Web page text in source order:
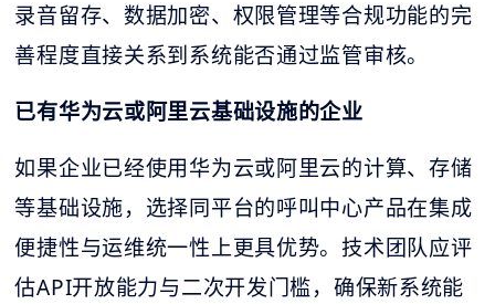
录音留存、数据加密、权限管理等合规功能的完
善程度直接关系到系统能否通过监管审核。
已有华为云或阿里云基础设施的企业
如果企业已经使用华为云或阿里云的计算、存储
等基础设施，选择同平台的呼叫中心产品在集成
便捷性与运维统一性上更具优势。技术团队应评
估API开放能力与二次开发门槛，确保新系统能